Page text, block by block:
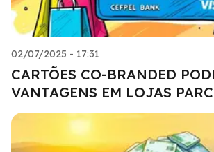
02/07/2025 - 17:31
CARTÕES CO-BRANDED
VANTAGENS EM LOJAS